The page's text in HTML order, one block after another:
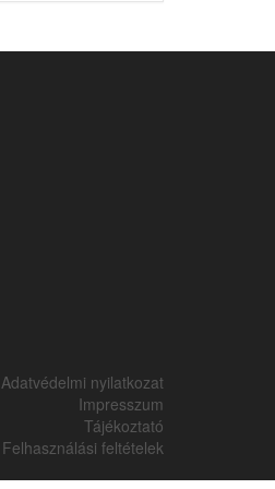
Adatvédelmi nyilatkozat
Impresszum
Tájékoztató
Felhasználási feltételek